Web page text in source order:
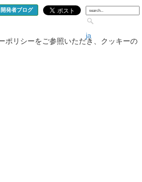
開発者ブログ
ja
ポリシーをご参照いただき、クッキーの